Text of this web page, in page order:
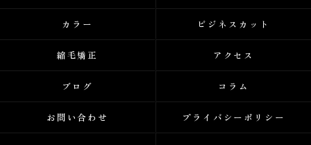
カラー ビジネスカット
縮毛矯正 アクセス
ブログ コラム
お問い合わせ プライバシーポリシー